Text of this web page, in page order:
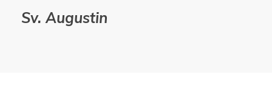
Sv. Augustin